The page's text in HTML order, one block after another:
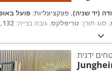
(יד שניה), פונקציונליות: פועל
, סוג תורן: טריפלקס, גובה בנייה: 2,132
ידנית